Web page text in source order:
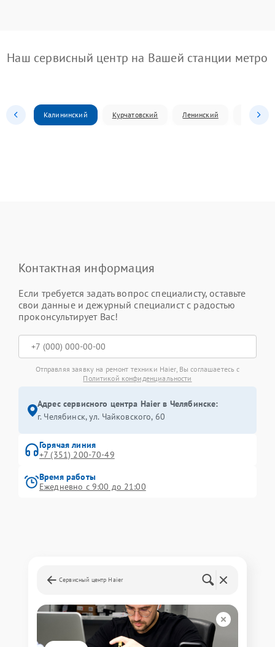
Наш сервисный центр на Вашей станции метро
Калининский Курчатовский Ленинский
Контактная информация
Если требуется задать вопрос специалисту, оставьте
свои данные и дежурный специалист с радостью
проконсультирует Вас!
Отправляя заявку на ремонт техники Haier, Вы соглашаетесь с
Политикой конфиденциальности
Адрес сервисного центра Haier в Челябинске:
г. Челябинск, ул. Чайковского, 60
Горячая линия
+7 (351) 200-70-49
Время работы
Ежедневно с 9:00 до 21:00
Сервисный центр Haier